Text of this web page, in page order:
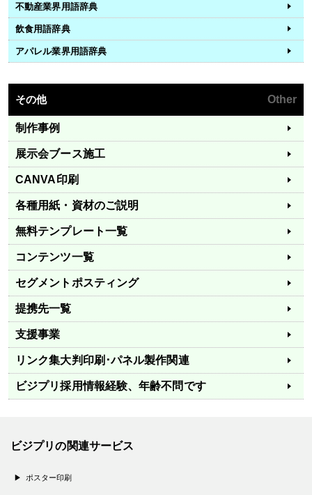
不動産業界用語辞典
飲食用語辞典
アパレル業界用語辞典
その他 Other
制作事例
展示会ブース施工
CANVA印刷
各種用紙・資材のご説明
無料テンプレート一覧
コンテンツ一覧
セグメントポスティング
提携先一覧
支援事業
リンク集大判印刷･パネル製作関連
ビジプリ採用情報経験、年齢不問です
ビジプリの関連サービス
ポスター印刷